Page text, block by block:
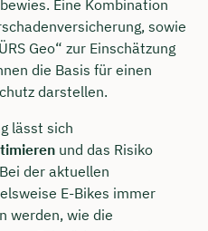
Eine Kombination
sowie
Geo“ zur Einschätzung
die Basis für einen
darstellen.
lässt sich
und das Risiko
der aktuellen
E-Bikes immer
werden, wie die